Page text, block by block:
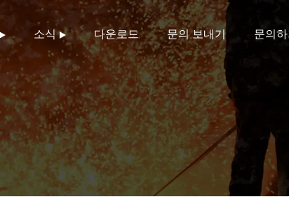
소식 다운로드 문의 보내기 문의